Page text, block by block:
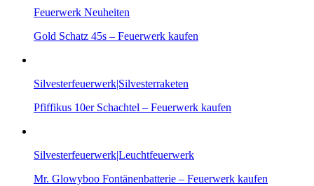
Feuerwerk Neuheiten
Gold Schatz 45s – Feuerwerk kaufen
Silvesterfeuerwerk|Silvesterraketen
Pfiffikus 10er Schachtel – Feuerwerk kaufen
Silvesterfeuerwerk|Leuchtfeuerwerk
Mr. Glowyboo Fontänenbatterie – Feuerwerk kaufen